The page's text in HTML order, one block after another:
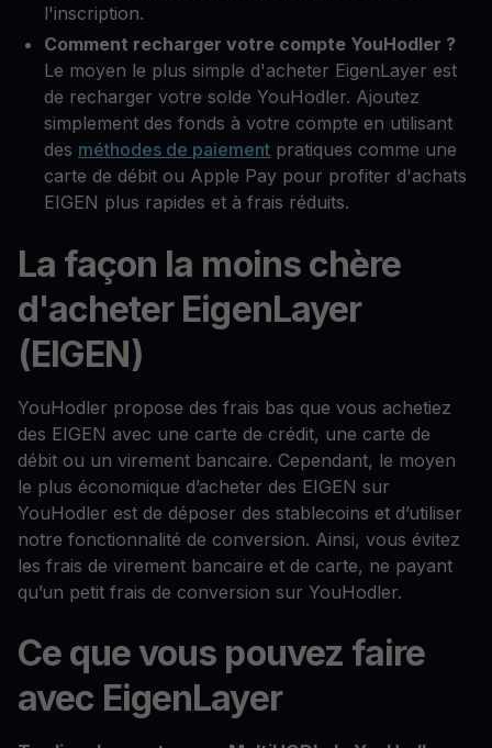
l'inscription.
Comment recharger votre compte YouHodler ?
Le moyen le plus simple d'acheter EigenLayer est
de recharger votre solde YouHodler. Ajoutez
simplement des fonds à votre compte en utilisant
des méthodes de paiement pratiques comme une
carte de débit ou Apple Pay pour profiter d'achats
EIGEN plus rapides et à frais réduits.
La façon la moins chère
d'acheter EigenLayer
(EIGEN)
YouHodler propose des frais bas que vous achetiez
des EIGEN avec une carte de crédit, une carte de
débit ou un virement bancaire. Cependant, le moyen
le plus économique d’acheter des EIGEN sur
YouHodler est de déposer des stablecoins et d’utiliser
notre fonctionnalité de conversion. Ainsi, vous évitez
les frais de virement bancaire et de carte, ne payant
qu’un petit frais de conversion sur YouHodler.
Ce que vous pouvez faire
avec EigenLayer